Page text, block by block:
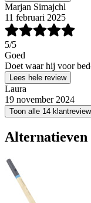
Marjan Simajchl
11 februari 2025
5/5
Goed
Doet waar hij voor
Lees hele review
Laura
19 november 2024
Toon alle 14
Alternatieven